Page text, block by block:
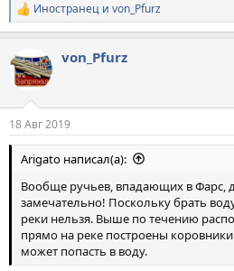
Р
е
к
ц
и
Иностранец и von_Pfurz
von_Pfurz
18 Авг 2019
Arigato написал(а):
Вообще ручьев, впадающих в Фарс,
замечательно! Поскольку брать
реки нельзя. Выше по течению
прямо на реке построены
может попасть в воду.